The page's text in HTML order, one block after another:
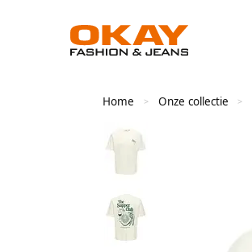
Home > Onze collectie >